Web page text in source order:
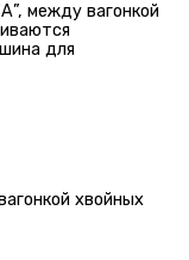
между вагонкой
для
хвойных